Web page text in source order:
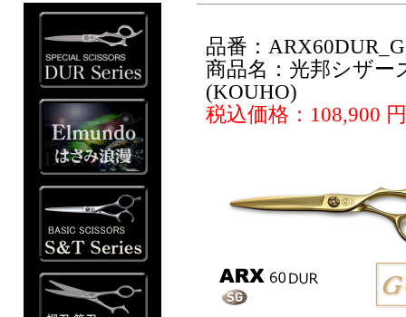
品番：
商品名：光邦シザー
(KOUHO)
税込価格：108,900 円